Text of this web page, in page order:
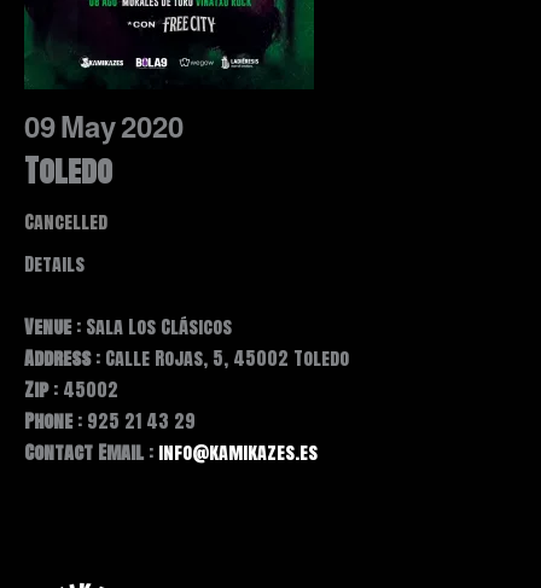
09May2020
Toledo
Cancelled
Details
Venue : Sala Los Clásicos
Address: Calle Rojas, 5, 45002 Toledo
Zip: 45002
Phone : 925 21 43 29
Contact Email : info@kamikazes.es